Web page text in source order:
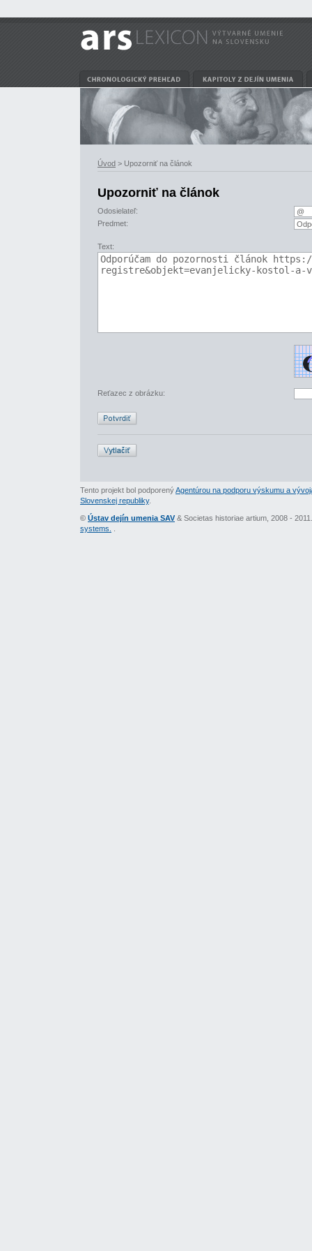
Úvod > Upozorniť na článok
Upozorniť na článok
Odosielateľ:
Predmet:
Text:
Reťazec z obrázku:
Tento projekt bol podporenýAgentúrou na podporu výskumu a
Slovenskej republiky.
© Ústav dejín umenia SAV & Societas historiae artium, 2008 -
systems.